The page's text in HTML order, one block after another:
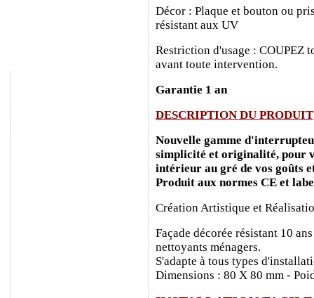
Décor : Plaque et bouton ou
résistant aux UV
Restriction d'usage : COUPEZ
avant toute intervention.
Garantie 1 an
DESCRIPTION DU PRODUIT
Nouvelle gamme
simplicité et originalité, pour
intérieur au gré de vos goûts
Produit aux normes CE et
Création Artistique et
Façade décorée résistant 10
nettoyants ménagers.
S'adapte à tous types
Dimensions : 80 X 80 mm -